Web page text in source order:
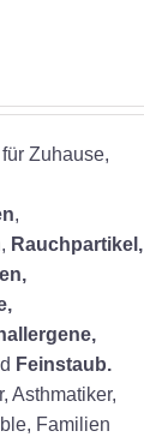
ü
n
i
c
e
r
P
r
l
P
i
Zuhause,
,
, Rauchpartikel,
Feinstaub.
Asthmatiker,
Familien